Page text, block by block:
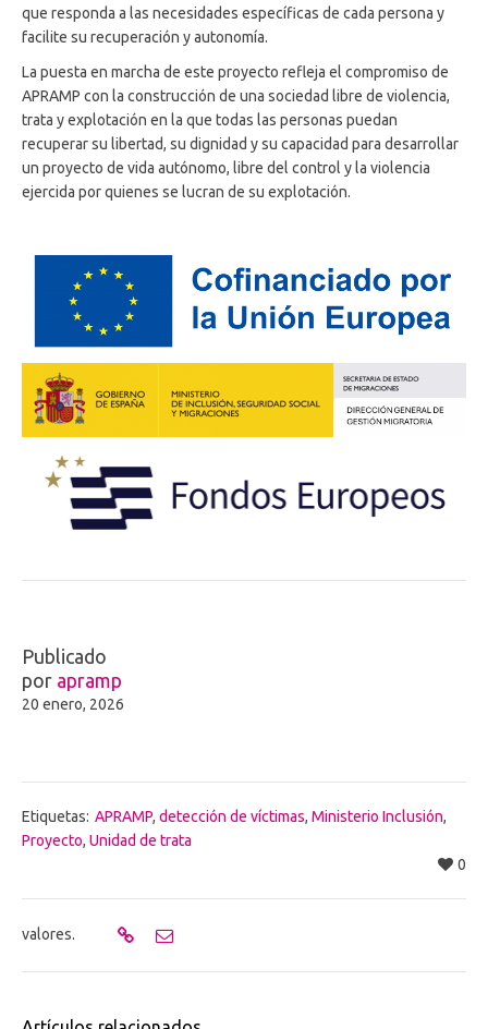
que responda a las necesidades específicas de cada persona y
facilite su recuperación y autonomía.
La puesta en marcha de este proyecto refleja el compromiso de
APRAMP con la construcción de una sociedad libre de violencia,
trata y explotación en la que todas las personas puedan
recuperar su libertad, su dignidad y su capacidad para desarrollar
un proyecto de vida autónomo, libre del control y la violencia
ejercida por quienes se lucran de su explotación.
Publicado
por apramp
20 enero, 2026
Etiquetas: APRAMP, detección de víctimas, Ministerio Inclusión,
Proyecto, Unidad de trata
0
valores.